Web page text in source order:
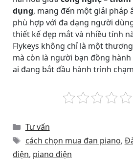
dụng, mang đến một giải pháp
phù hợp với đa dạng người
thiết kế đẹp mắt và nhiều tính
Flykeys không chỉ là một
mà còn là người bạn đồng
ai đang bắt đầu hành trình
Categories
Tư vấn
Tags
cách chọn mua đan piano,
điện, piano điện